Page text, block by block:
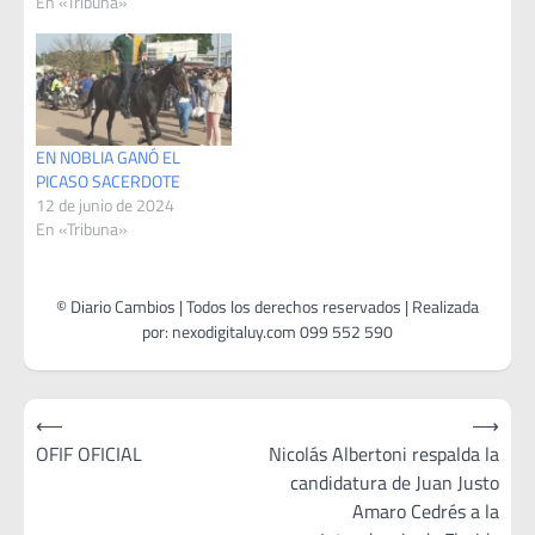
EN NOBLIA GANÓ EL
PICASO SACERDOTE
12 de junio de 2024
En «Tribuna»
Navegación
de
⟵
OFIF OFICIAL
Nicolás Albertoni respalda la
candidatura de Juan Justo
Amaro Cedrés a la
⟶